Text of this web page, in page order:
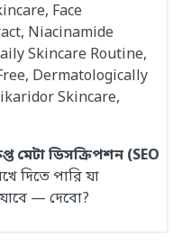
Face
Niacinamide
Skincare Routine,
Dermatologically
Skincare,
মেটা ডিসক্রিপশন (SEO
দিতে পারি যা
— দেবো?